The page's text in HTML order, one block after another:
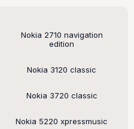
Nokia 2710 navigation
edition
Nokia 3120 classic
Nokia 3720 classic
Nokia 5220 xpressmusic